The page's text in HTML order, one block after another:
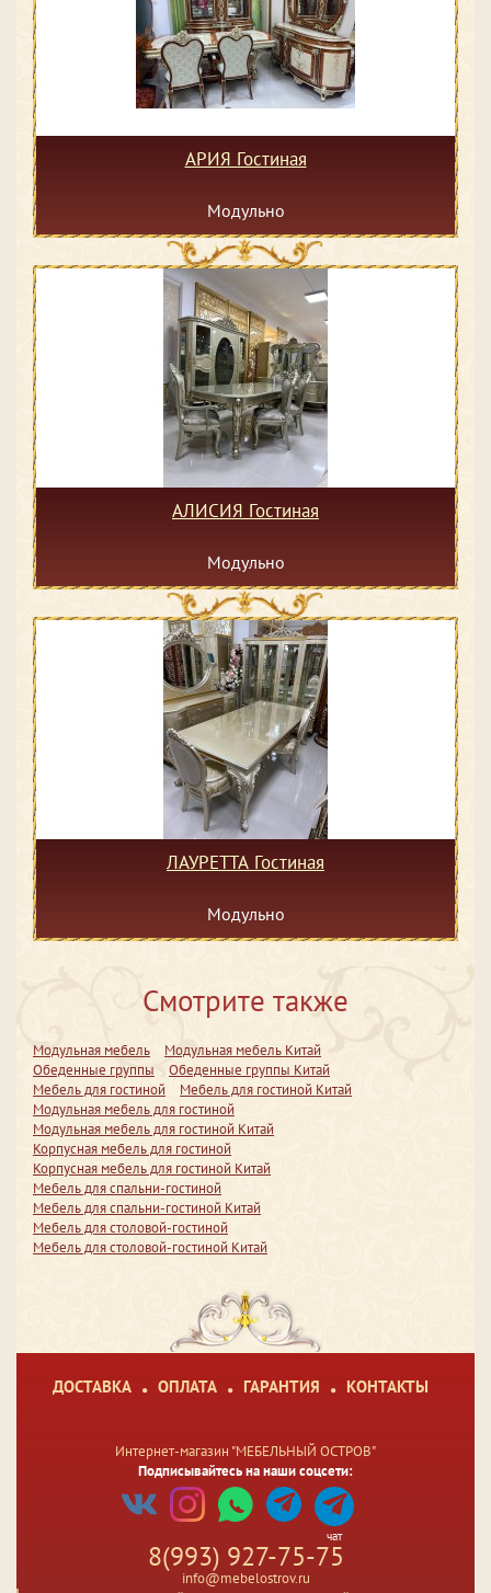
АРИЯ Гостиная
Модульно
АЛИСИЯ Гостиная
Модульно
ЛАУРЕТТА Гостиная
Модульно
Смотрите также
Модульная мебель
Модульная мебель Китай
Обеденные группы
Обеденные группы Китай
Мебель для гостиной
Мебель для гостиной Китай
Модульная мебель для гостиной
Модульная мебель для гостиной Китай
Корпусная мебель для гостиной
Корпусная мебель для гостиной Китай
Мебель для спальни-гостиной
Мебель для спальни-гостиной Китай
Мебель для столовой-гостиной
Мебель для столовой-гостиной Китай
ДОСТАВКА ОПЛАТА ГАРАНТИЯ КОНТАКТЫ
Интернет-магазин "МЕБЕЛЬНЫЙ ОСТРОВ"
Подписывайтесь на наши соцсети:
чат
8(993) 927-75-75
info@mebelostrov.ru